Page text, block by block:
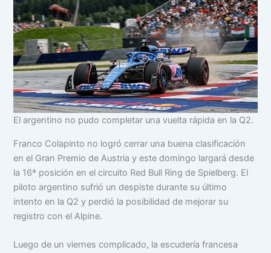
El argentino no pudo completar una vuelta rápida en la Q2.
Franco Colapinto no logró cerrar una buena clasificación
en el Gran Premio de Austria y este domingo largará desde
la 16ª posición en el circuito Red Bull Ring de Spielberg. El
piloto argentino sufrió un despiste durante su último
intento en la Q2 y perdió la posibilidad de mejorar su
registro con el Alpine.
Luego de un viernes complicado, la escudería francesa